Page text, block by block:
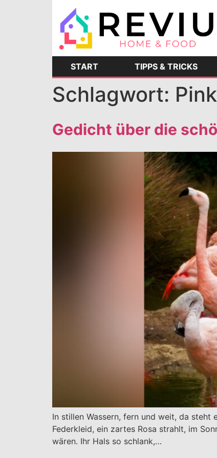
START TIPPS & TRICKS
Schlagwort: Pink
Gedicht über die
In stillen Wassern, fern und weit, da steht
Federkleid, ein zartes Rosa strahlt, im
wären. Ihr Hals so schlank,…